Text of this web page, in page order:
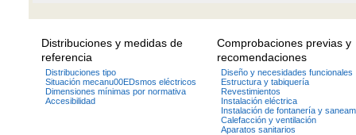
Distribuciones y medidas de
referencia
Distribuciones tipo
Situación mecanu00EDsmos eléctricos
Dimensiones mínimas por normativa
Accesibilidad
Comprobaciones previas y
recomendaciones
Diseño y necesidades funcionales
Estructura y tabiquería
Revestimientos
Instalación eléctrica
Instalación de fontanería y
Calefacción y ventilación
Aparatos sanitarios